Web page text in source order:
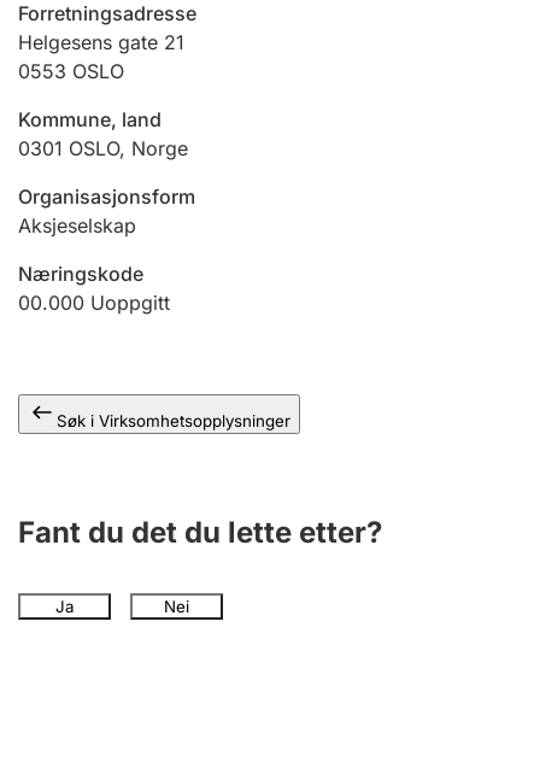
Jeger
Ektepaktveileder
Offentlig sektor
Forretningsadresse
Helgesens gate 21
0553 OSLO
Kommune, land
0301 OSLO, Norge
Organisasjonsform
Aksjeselskap
Næringskode
00.000 Uoppgitt
Søk i Virksomhetsopplysninger
Fant du det du lette etter?
Ja Nei